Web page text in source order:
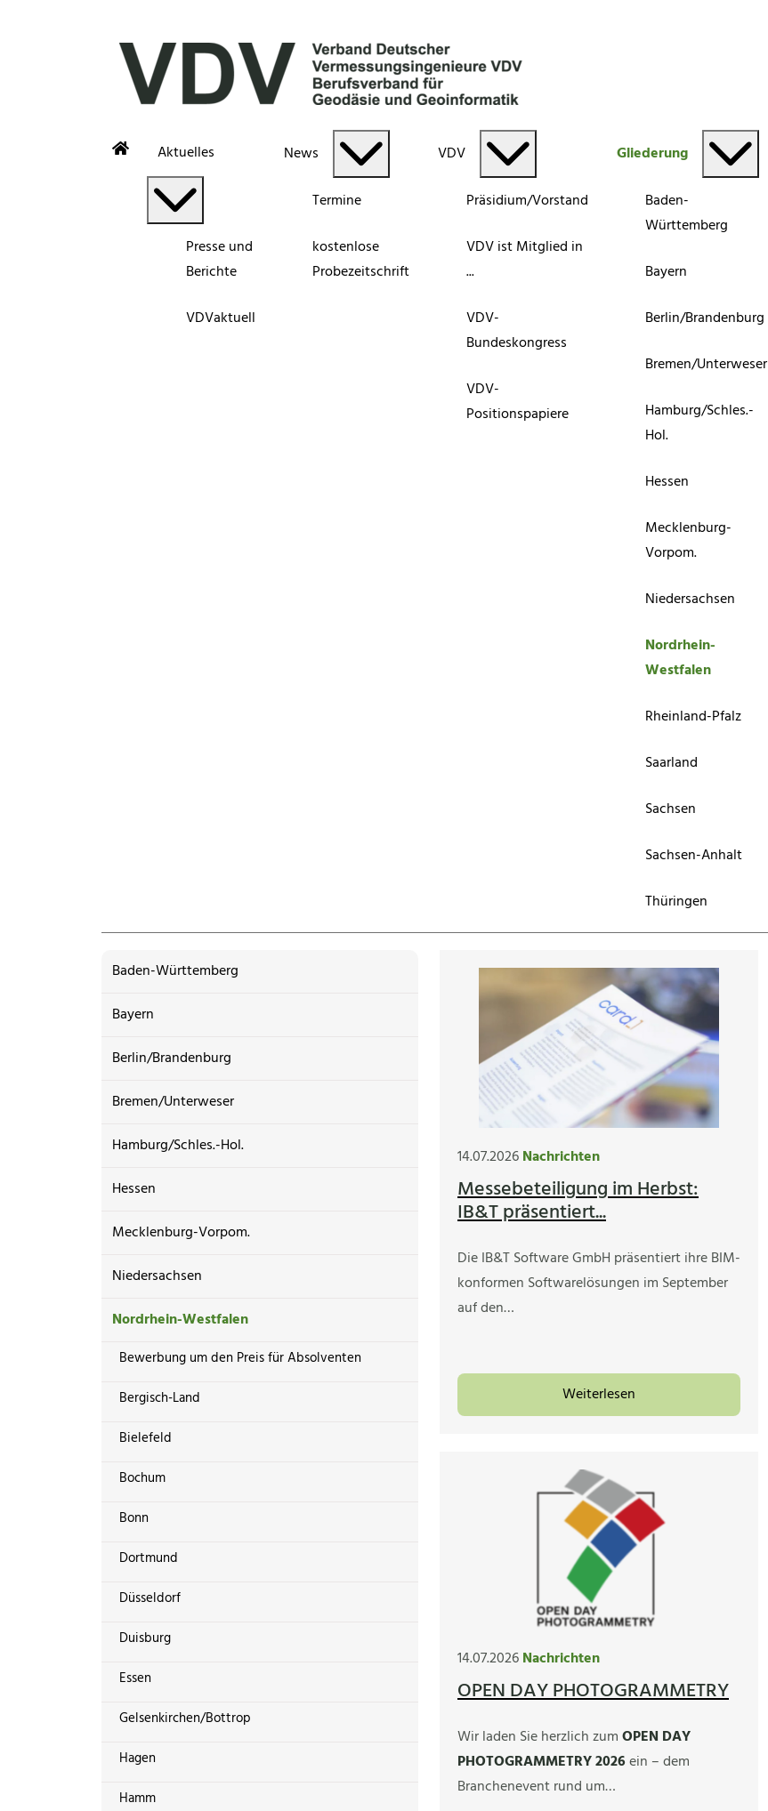
Aktuelles
Presse und
Berichte
VDVaktuell
News
Termine
kostenlose
Probezeitschrift
VDV
Präsidium/Vorstand
VDV ist Mitglied in
...
VDV-
Bundeskongress
VDV-
Positionspapiere
Gliederung
Baden-
Württemberg
Bayern
Berlin/Brandenburg
Bremen/Unterweser
Hamburg/Schles.-
Hol.
Hessen
Mecklenburg-
Vorpom.
Niedersachsen
Nordrhein-
Westfalen
Rheinland-Pfalz
Saarland
Sachsen
Sachsen-Anhalt
Thüringen
Baden-Württemberg
Bayern
Berlin/Brandenburg
Bremen/Unterweser
Hamburg/Schles.-Hol.
Hessen
Mecklenburg-Vorpom.
Niedersachsen
Nordrhein-Westfalen
Bewerbung um den Preis für Absolventen
Bergisch-Land
Bielefeld
Bochum
Bonn
Dortmund
Düsseldorf
Duisburg
Essen
Gelsenkirchen/Bottrop
Hagen
Hamm
14.07.2026Nachrichten
Messebeteiligung im Herbst:
IB&T präsentiert...
Die IB&T Software GmbH präsentiert ihre BIM-
konformen Softwarelösungen im September
auf den…
Weiterlesen
14.07.2026Nachrichten
OPEN DAY PHOTOGRAMMETRY
Wir laden Sie herzlich zumOPEN DAY
PHOTOGRAMMETRY 2026ein – dem
Branchenevent rund um…